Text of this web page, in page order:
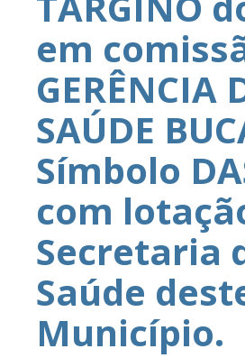
em
GERÊNCIA
SAÚDE
Símbolo
com
Secretaria
Saúde
Município.